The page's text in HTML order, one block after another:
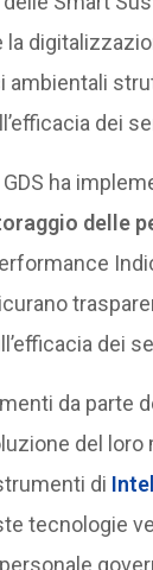
ambientali
dei
ha
delle
dei
da parte
del loro
di
tecnologie